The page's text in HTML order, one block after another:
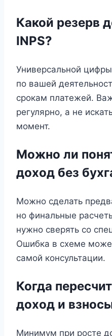
Какой резерв
INPS?
Универсальной
по вашей
срокам платежей.
регулярно, а не
момент.
Можно ли
доход без
Можно сделать
но финальные
нужно сверять со
Ошибка в схеме
самой консультации.
Когда
доход и
Минимум при росте